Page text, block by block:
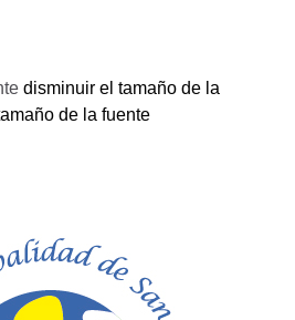
disminuir el tamaño de la
de la fuente